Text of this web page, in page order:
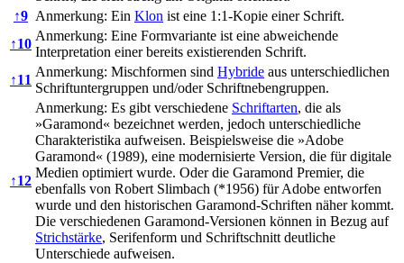
↑9 Anmerkung: Ein Klon ist eine 1:1-Kopie einer Schrift.
↑10
Anmerkung: Eine Formvariante ist eine abweichende
Interpretation einer bereits existierenden Schrift.
↑11
Anmerkung: Mischformen sind Hybride aus unterschiedlichen
Schriftuntergruppen und/oder Schriftnebengruppen.
↑12
Anmerkung: Es gibt verschiedene Schriftarten, die als
»Garamond« bezeichnet werden, jedoch unterschiedliche
Charakteristika aufweisen. Beispielsweise die »Adobe
Garamond« (1989), eine modernisierte Version, die für digitale
Medien optimiert wurde. Oder die Garamond Premier, die
ebenfalls von Robert Slimbach (*1956) für Adobe entworfen
wurde und den historischen Garamond-Schriften näher kommt.
Die verschiedenen Garamond-Versionen können in Bezug auf
Strichstärke, Serifenform und Schriftschnitt deutliche
Unterschiede aufweisen.